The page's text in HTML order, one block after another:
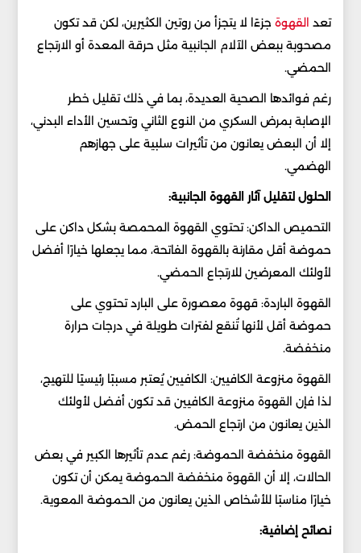
تعد القهوةجزءًا لا يتجزأ من روتين الكثيرين، لكن قد تكون
مصحوبة ببعض الآلام الجانبية مثل حرقة المعدة أو الارتجاع
الحمضي.
رغم فوائدها الصحية العديدة، بما في ذلك تقليل خطر
الإصابة بمرض السكري من النوع الثاني وتحسين الأداء البدني،
إلا أن البعض يعانون من تأثيرات سلبية على جهازهم
الهضمي.
الحلول لتقليل آثار القهوة الجانبية:
التحميص الداكن: تحتوي القهوة المحمصة بشكل داكن على
حموضة أقل مقارنة بالقهوة الفاتحة، مما يجعلها خيارًا أفضل
لأولئك المعرضين للارتجاع الحمضي.
القهوة الباردة: قهوة معصورة على البارد تحتوي على
حموضة أقل لأنها تُنقع لفترات طويلة في درجات حرارة
منخفضة.
القهوة منزوعة الكافيين: الكافيين يُعتبر مسببًا رئيسيًا للتهيج،
لذا فإن القهوة منزوعة الكافيين قد تكون أفضل لأولئك
الذين يعانون من ارتجاع الحمض.
القهوة منخفضة الحموضة: رغم عدم تأثيرها الكبير في بعض
الحالات، إلا أن القهوة منخفضة الحموضة يمكن أن تكون
خيارًا مناسبًا للأشخاص الذين يعانون من الحموضة المعوية.
نصائح إضافية: